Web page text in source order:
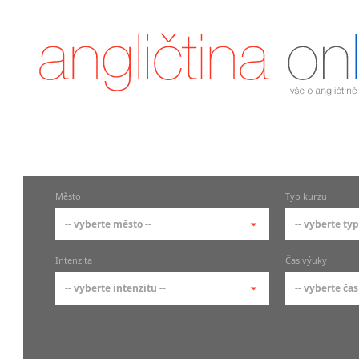
Město
-- vyberte město --
-- vyberte město --
pražské městské části
Typ kurzu
-- vyberte
-- vyberte
Intenzita
-- vyberte intenzitu --
Čas výuky
-- vyberte